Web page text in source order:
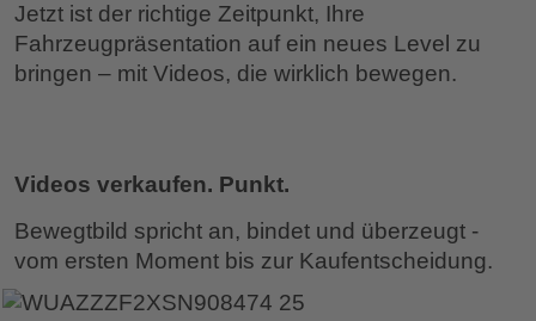
Jetzt ist der richtige Zeitpunkt, Ihre
Fahrzeugpräsentation auf ein neues Level zu
bringen – mit Videos, die wirklich bewegen.
Videos verkaufen. Punkt.
Bewegtbild spricht an, bindet und überzeugt -
vom ersten Moment bis zur Kaufentscheidung.